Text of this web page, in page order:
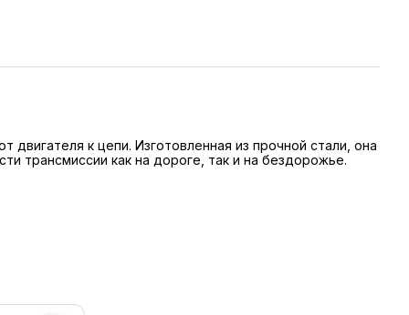
к цепи. Изготовленная из прочной стали, она
трансмиссии как на дороге, так и на бездорожье.